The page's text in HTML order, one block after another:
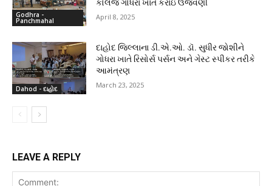
Godhra -
Panchmahal
કોલેજ ગોધરા ખાતે કરાઇ ઉજવણી
April 8, 2025
Dahod - દાહોદ
દાહોદ જિલ્લાના ડી.એ.ઓ. ડૉ. સુધીર જોશીને
ગોધરા ખાતે રિસોર્સ પર્સન અને ગેસ્ટ સ્પીકર તરીકે
આમંત્રણ
March 23, 2025
LEAVE A REPLY